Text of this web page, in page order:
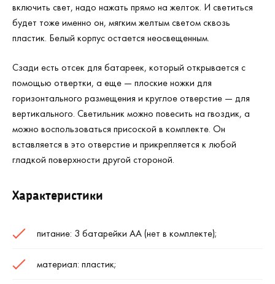
включить свет, надо нажать прямо на желток. И светиться
будет тоже именно он, мягким желтым светом сквозь
пластик. Белый корпус остается неосвещенным.
Сзади есть отсек для батареек, который открывается с
помощью отвертки, а еще — плоские ножки для
горизонтального размещения и круглое отверстие — для
вертикального. Светильник можно повесить на гвоздик, а
можно воспользоваться присоской в комплекте. Он
вставляется в это отверстие и прикрепляется к любой
гладкой поверхности другой стороной.
Характеристики
питание: 3 батарейки АА (нет в комплекте);
материал: пластик;